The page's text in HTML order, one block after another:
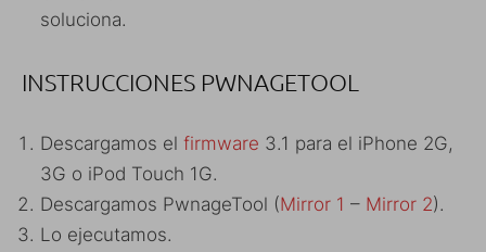
soluciona.
INSTRUCCIONES PWNAGETOOL
Descargamos el firmware 3.1 para el iPhone 2G,
3G o iPod Touch 1G.
Descargamos PwnageTool (Mirror 1 – Mirror 2).
Lo ejecutamos.